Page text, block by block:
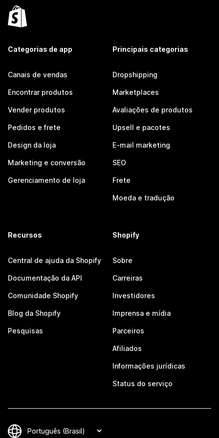
Categorias de app
Canais de vendas
Encontrar produtos
Vender produtos
Pedidos e frete
Design da loja
Marketing e conversão
Gerenciamento de loja
Principais categorias
Dropshipping
Marketplaces
Avaliações de produtos
Upsell e pacotes
E-mail marketing
SEO
Frete
Moeda e tradução
Recursos
Central de ajuda da Shopify
Documentação da API
Comunidade Shopify
Blog da Shopify
Pesquisas
Shopify
Sobre
Carreiras
Investidores
Imprensa e mídia
Parceiros
Afiliados
Informações jurídicas
Status do serviço